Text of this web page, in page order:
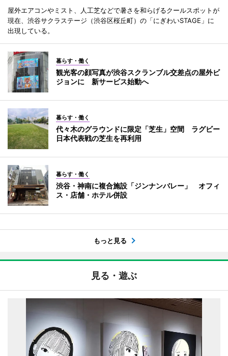
屋外エアコンやミスト、人工芝などで暑さを和らげるクールスポットが
現在、渋谷サクラステージ（渋谷区桜丘町）の「にぎわいSTAGE」に
出現している。
暮らす・働く
観光客の顔写真が渋谷スクランブル交差点の屋外ビ
ジョンに 新サービス始動へ
暮らす・働く
代々木のグラウンドに限定「芝生」空間 ラグビー
日本代表戦の芝生を再利用
暮らす・働く
渋谷・神南に複合施設「ジンナンバレー」 オフィ
ス・店舗・ホテル併設
もっと見る
見る・遊ぶ